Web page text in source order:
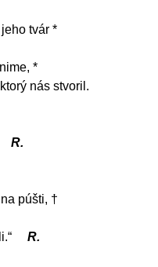
tvár *
*
nás stvoril.
R.
púšti, †
R.